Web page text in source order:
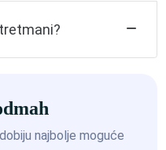
najbolje moguće